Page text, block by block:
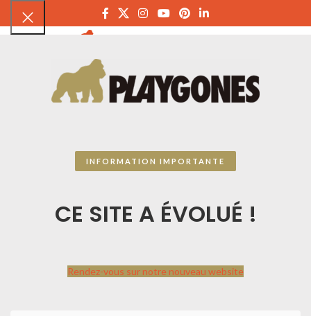
INFORMATION IMPORTANTE
CE SITE A ÉVOLUÉ !
Rendez-vous sur notre nouveau website